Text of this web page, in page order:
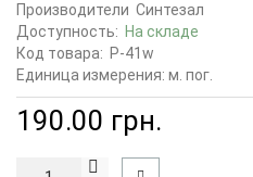
Производители Синтезал
Доступность: На складе
Код товара: P-41w
Единица измерения: м. пог.
190.00 грн.